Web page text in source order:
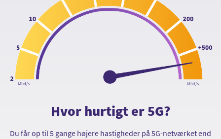
Hvor hurtigt er 5G?
Du får op til 5 gange højere hastigheder på 5G-netværket end